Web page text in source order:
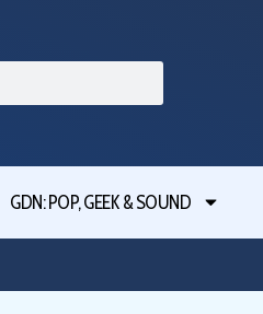
GDN: POP, GEEK & SOUND